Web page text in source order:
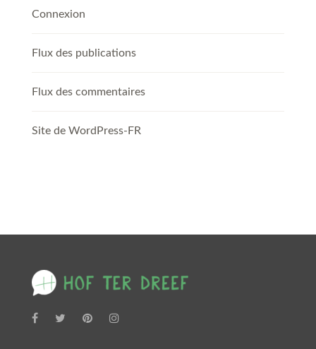
Connexion
Flux des publications
Flux des commentaires
Site de WordPress-FR